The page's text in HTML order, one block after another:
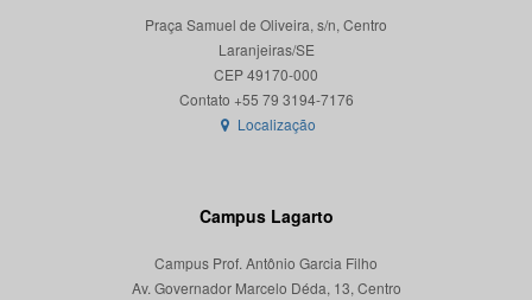
Praça Samuel de Oliveira, s/n, Centro
Laranjeiras/SE
CEP 49170-000
Localização
Campus Lagarto
Campus Prof. Antônio Garcia Filho
Av. Governador Marcelo Déda, 13, Centro